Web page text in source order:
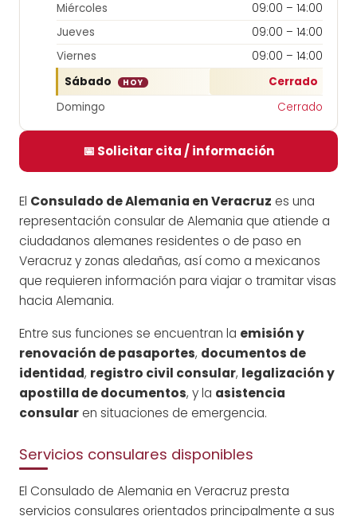
El Consulado de Alemania en Veracruz es una
representación consular de Alemania que atiende a
ciudadanos alemanes residentes o de paso en
Veracruz y zonas aledañas, así como a mexicanos
que requieren información para viajar o tramitar visas
hacia Alemania.
Entre sus funciones se encuentran la emisión y
renovación de pasaportes, documentos de
identidad, registro civil consular, legalización y
apostilla de documentos, y la asistencia
consularen situaciones de emergencia.
Servicios consulares disponibles
El Consulado de Alemania en Veracruz presta
servicios consulares orientados principalmente a sus
Miércoles
09:00 – 14:00
Jueves
09:00 – 14:00
Viernes
09:00 – 14:00
Sábado
HOY
Cerrado
Domingo
Cerrado
📅 Solicitar cita / información